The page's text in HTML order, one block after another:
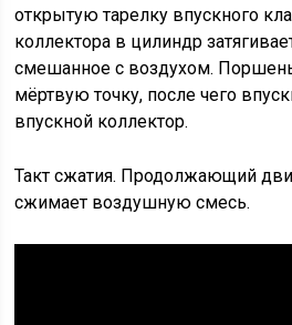
открытую тарелку впускного
коллектора в цилиндр
смешанное с воздухом.
мёртвую точку, после чего
впускной коллектор.
Такт сжатия. Продолжающий
сжимает воздушную смесь.